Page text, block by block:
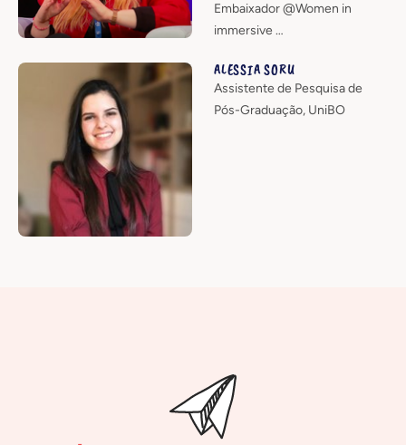
Embaixador @Women in
immersive …
ALESSIA SORU
Assistente de Pesquisa de
Pós-Graduação, UniBO